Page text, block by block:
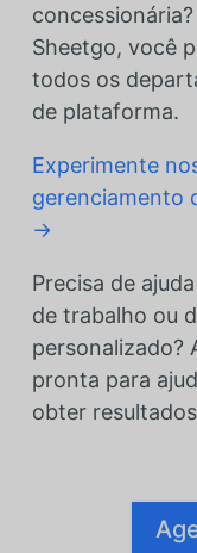
Sheetgo, você
todos os
de plataforma.
Experimente
gerenciamento
→
Precisa de
de trabalho ou
personalizado?
pronta para
obter